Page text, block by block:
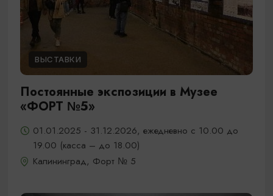
ВЫСТАВКИ
Постоянные экспозиции в Музее
«ФОРТ №5»
01.01.2025 - 31.12.2026, ежедневно с 10.00 до
19.00 (касса – до 18.00)
Калининград, Форт № 5